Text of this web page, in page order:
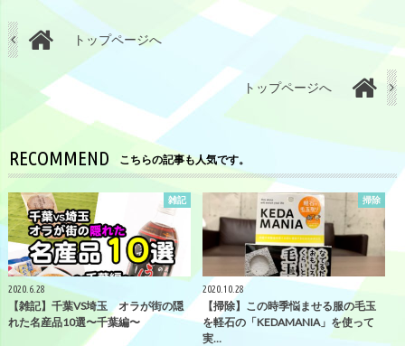
トップページへ
トップページへ
RECOMMEND こちらの記事も人気です。
雑記
2020.6.28
【雑記】千葉VS埼玉 オラが街の隠
れた名産品10選〜千葉編〜
掃除
2020.10.28
【掃除】この時季悩ませる服の毛玉
を軽石の「KEDAMANIA」を使って
実…